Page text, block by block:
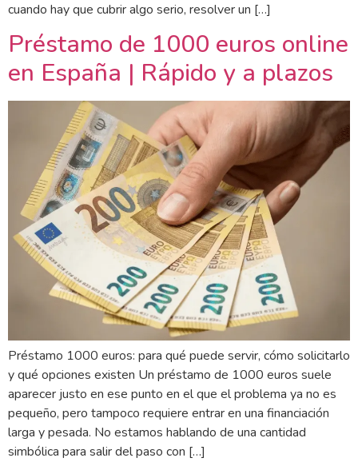
cuando hay que cubrir algo serio, resolver un […]
Préstamo de 1000 euros online
en España | Rápido y a plazos
Préstamo 1000 euros: para qué puede servir, cómo solicitarlo
y qué opciones existen Un préstamo de 1000 euros suele
aparecer justo en ese punto en el que el problema ya no es
pequeño, pero tampoco requiere entrar en una financiación
larga y pesada. No estamos hablando de una cantidad
simbólica para salir del paso con […]